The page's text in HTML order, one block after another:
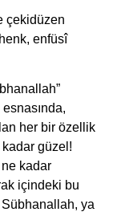
çekidüzen
enfüsî
her bir özellik
kadar güzel!
kadar
içindeki bu
Sübhanallah, ya